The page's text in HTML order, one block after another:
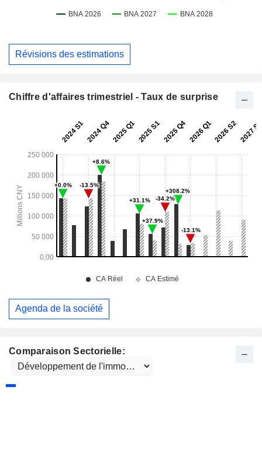
Comparaison Sectorielle:
Révisions des estimations
Chiffre d'affaires trimestriel - Taux de surprise
Agenda de la société